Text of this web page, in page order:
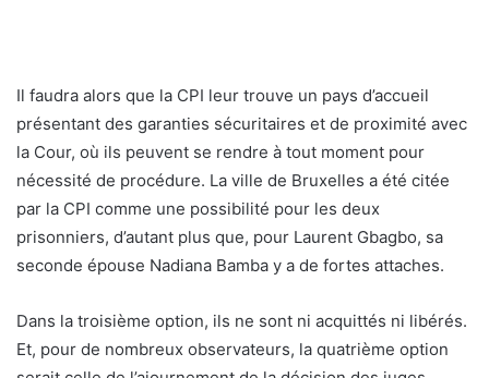
Il faudra alors que la CPI leur trouve un pays d’accueil
présentant des garanties sécuritaires et de proximité avec
la Cour, où ils peuvent se rendre à tout moment pour
nécessité de procédure. La ville de Bruxelles a été citée
par la CPI comme une possibilité pour les deux
prisonniers, d’autant plus que, pour Laurent Gbagbo, sa
seconde épouse Nadiana Bamba y a de fortes attaches.
Dans la troisième option, ils ne sont ni acquittés ni libérés.
Et, pour de nombreux observateurs, la quatrième option